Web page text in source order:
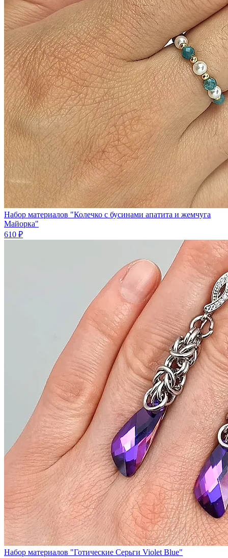
Набор материалов "Колечко с бусинами апатита и жемчуга
Майорка"
610 ₽
Набор материалов "Готические Серьги Violet Blue"